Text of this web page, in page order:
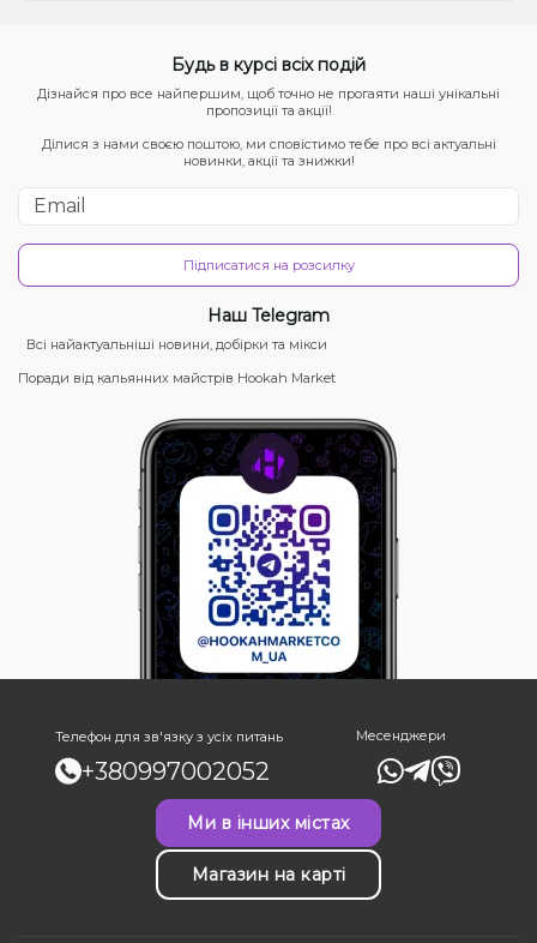
Будь в курсі всіх подій
Дізнайся про все найпершим, щоб точно не прогаяти наші унікальні
пропозиції та акції!
Ділися з нами своєю поштою, ми сповістимо тебе про всі актуальні
новинки, акції та знижки!
Підписатися на розсилку
Наш Telegram
Всі найактуальніші новини, добірки та мікси
Поради від кальянних майстрів Hookah Market
Телефон для зв'язку з усіх питань
+380997002052
Месенджери
Ми в інших містах
Магазин на карті